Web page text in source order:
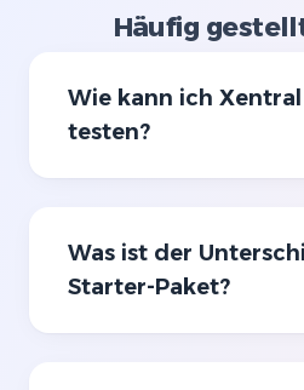
Häufig
Wie kann ich
testen?
Was ist der
Starter-Paket?